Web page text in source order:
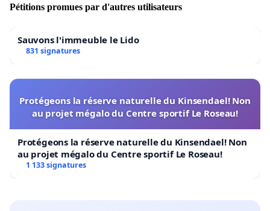
Pétitions promues par d'autres utilisateurs
Sauvons l'immeuble le Lido
831 signatures
Protégeons la réserve naturelle du Kinsendael! Non
au projet mégalo du Centre sportif Le Roseau!
Protégeons la réserve naturelle du Kinsendael! Non
au projet mégalo du Centre sportif Le Roseau!
1 133 signatures